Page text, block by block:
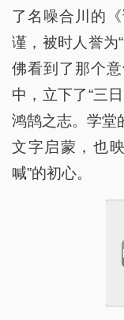
了名噪合川的
谨，被时人誉为
佛看到了那个
中，立下了“三
鸿鹄之志。学堂
文字启蒙，也
喊”的初心。